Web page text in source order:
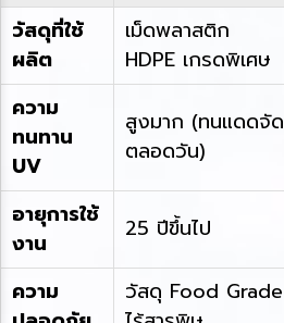
วัสดุที่ใช้
ผลิต
เม็ดพลาสติก
HDPE เกรดพิเศษ
ความ
ทนทาน
UV
สูงมาก (ทนแดดจัด
ตลอดวัน)
อายุการใช้
งาน
25 ปีขึ้นไป
ความ
วัสดุ Food Grade